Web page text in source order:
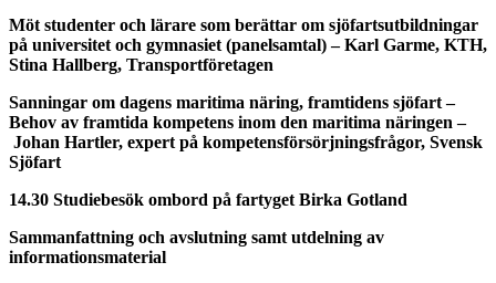
Möt studenter och lärare som berättar om sjöfartsutbildningar
på universitet och gymnasiet (panelsamtal)– Karl Garme, KTH,
Stina Hallberg, Transportföretagen
Sanningar om dagens maritima näring, framtidens sjöfart –
Behov av framtida kompetens inom den maritima näringen –
Johan Hartler, expert på kompetensförsörjningsfrågor, Svensk
Sjöfart
14.30 Studiebesök ombord på fartyget Birka Gotland
Sammanfattning och avslutning samt utdelning av
informationsmaterial